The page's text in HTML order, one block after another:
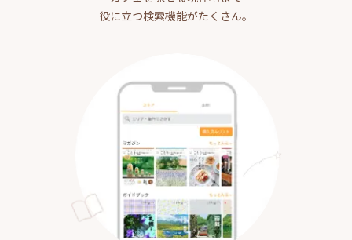
役に立つ検索機能がたくさん。